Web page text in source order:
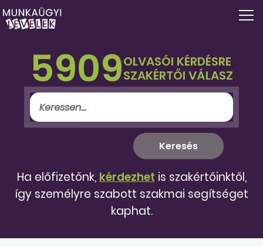
5909OLVASÓI KÉRDÉSRE
SZAKÉRTŐI VÁLASZ
Ha előfizetőnk, kérdezhet is szakértőinktől,
így személyre szabott szakmai segítséget
kaphat.